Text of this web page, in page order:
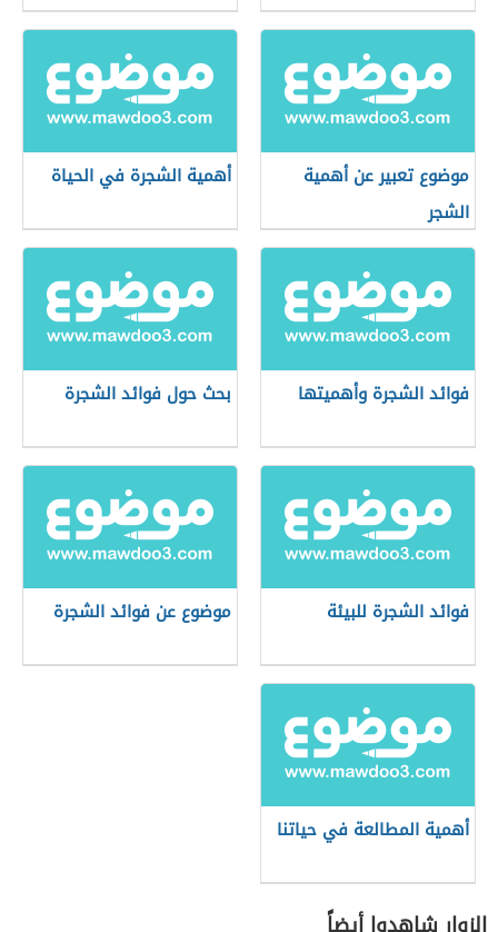
موضوع تعبير عن أهمية
الشجر
أهمية الشجرة في الحياة
فوائد الشجرة وأهميتها بحث حول فوائد الشجرة
فوائد الشجرة للبيئة موضوع عن فوائد الشجرة
أهمية المطالعة في حياتنا